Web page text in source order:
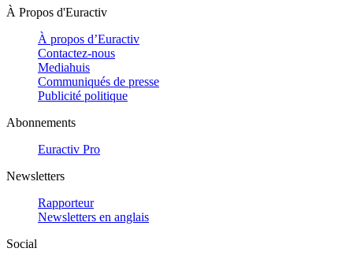
À Propos d'Euractiv
À propos d’Euractiv
Contactez-nous
Mediahuis
Communiqués de presse
Publicité politique
Abonnements
Euractiv Pro
Newsletters
Rapporteur
Newsletters en anglais
Social